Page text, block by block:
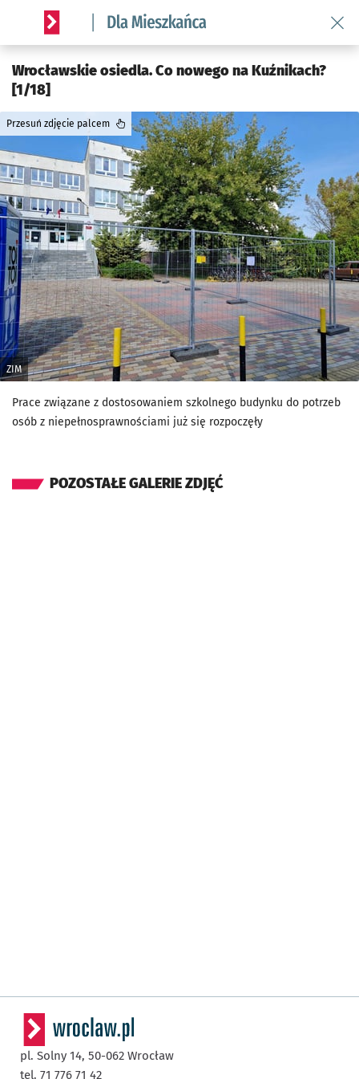
Serwis informacyjny wroclaw.pl podserwis: Dla mieszkańca
Wrocławskie osiedla. Co nowego na Kuźnikach?
[1/18]
ZIM
Przesuń zdjęcie palcem
Prace związane z dostosowaniem szkolnego budynku do potrzeb
osób z niepełnosprawnościami już się rozpoczęły
POZOSTAŁE GALERIE ZDJĘĆ
pl. Solny 14, 50-062 Wrocław
tel. 71 776 71 42